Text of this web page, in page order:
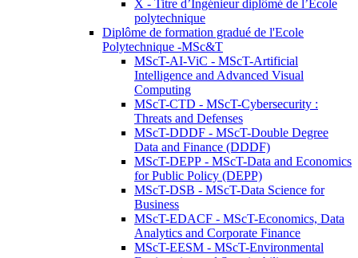
X - Titre d’Ingénieur diplômé de l’École
polytechnique
Diplôme de formation gradué de l'Ecole
Polytechnique -MSc&T
MScT-AI-ViC - MScT-Artificial
Intelligence and Advanced Visual
Computing
MScT-CTD - MScT-Cybersecurity :
Threats and Defenses
MScT-DDDF - MScT-Double Degree
Data and Finance (DDDF)
MScT-DEPP - MScT-Data and Economics
for Public Policy (DEPP)
MScT-DSB - MScT-Data Science for
Business
MScT-EDACF - MScT-Economics, Data
Analytics and Corporate Finance
MScT-EESM - MScT-Environmental